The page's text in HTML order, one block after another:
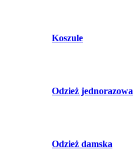
Koszule
Odzież jednorazowa
Odzież damska